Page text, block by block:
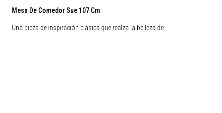
Mesa De Comedor Sue 107 Cm
Una pieza de inspiración clásica que realza la belleza de…